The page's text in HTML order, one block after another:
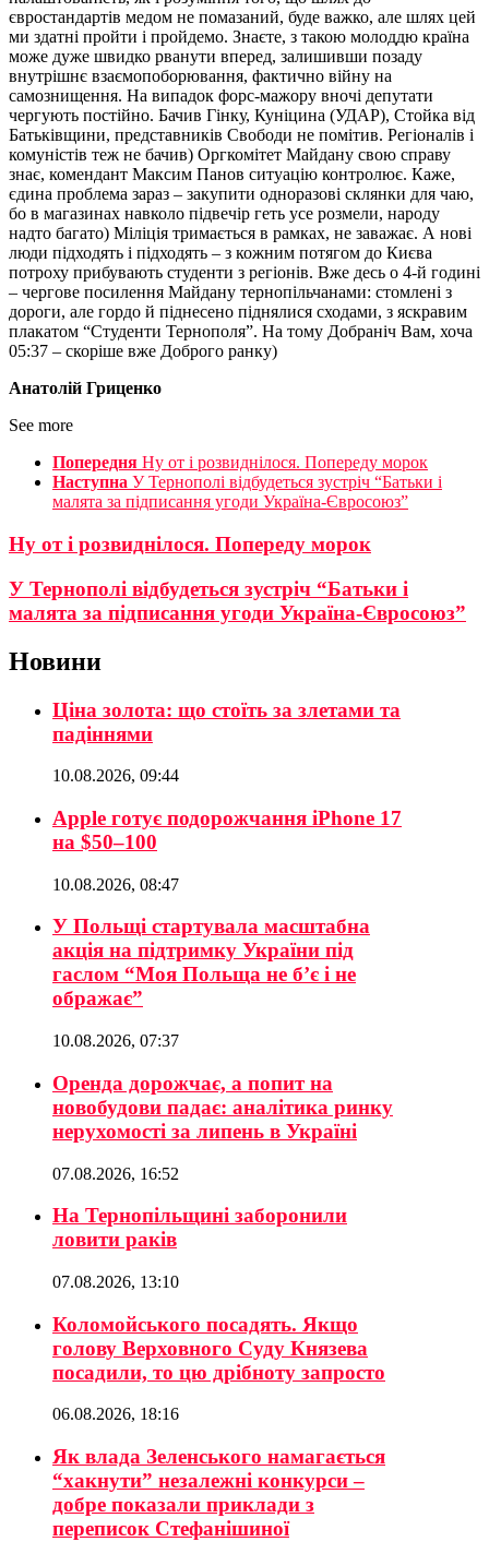
євростандартів медом не помазаний, буде важко, але шлях цей
ми здатні пройти і пройдемо. Знаєте, з такою молоддю країна
може дуже швидко рванути вперед, залишивши позаду
внутрішнє взаємопоборювання, фактично війну на
самознищення. На випадок форс-мажору вночі депутати
чергують постійно. Бачив Гінку, Куніцина (УДАР), Стойка від
Батьківщини, представників Свободи не помітив. Регіоналів і
комуністів теж не бачив) Оргкомітет Майдану свою справу
знає, комендант Максим Панов ситуацію контролює. Каже,
єдина проблема зараз – закупити одноразові склянки для чаю,
бо в магазинах навколо підвечір геть усе розмели, народу
надто багато) Міліція тримається в рамках, не заважає. А нові
люди підходять і підходять – з кожним потягом до Києва
потроху прибувають студенти з регіонів. Вже десь о 4-й годині
– чергове посилення Майдану тернопільчанами: стомлені з
дороги, але гордо й піднесено піднялися сходами, з яскравим
плакатом “Студенти Тернополя”. На тому Добраніч Вам, хоча
05:37 – скоріше вже Доброго ранку)
Анатолій Гриценко
See more
Попередня Ну от і розвиднілося. Попереду морок
Наступна У Тернополі відбудеться зустріч “Батьки і
малята за підписання угоди Україна-Євросоюз”
Ну от і розвиднілося. Попереду морок
У Тернополі відбудеться зустріч “Батьки і
малята за підписання угоди Україна-Євросоюз”
Новини
Ціна золота: що стоїть за злетами та
падіннями
10.08.2026, 09:44
Apple готує подорожчання iPhone 17
на $50–100
10.08.2026, 08:47
У Польщі стартувала масштабна
акція на підтримку України під
гаслом “Моя Польща не б’є і не
ображає”
10.08.2026, 07:37
Оренда дорожчає, а попит на
новобудови падає: аналітика ринку
нерухомості за липень в Україні
07.08.2026, 16:52
На Тернопільщині заборонили
ловити раків
07.08.2026, 13:10
Коломойського посадять. Якщо
голову Верховного Суду Князева
посадили, то цю дрібноту запросто
06.08.2026, 18:16
Як влада Зеленського намагається
“хакнути” незалежні конкурси –
добре показали приклади з
переписок Стефанішиної